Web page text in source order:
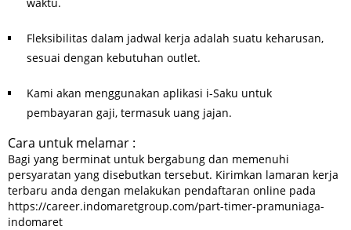
Fleksibilitas dalam jadwal kerja adalah suatu keharusan,
sesuai dengan kebutuhan outlet.
Kami akan menggunakan aplikasi i-Saku untuk
pembayaran gaji, termasuk uang jajan.
Cara untuk melamar :
Bagi yang berminat untuk bergabung dan memenuhi
persyaratan yang disebutkan tersebut. Kirimkan lamaran kerja
terbaru anda dengan melakukan pendaftaran online pada
https://career.indomaretgroup.com/part-timer-pramuniaga-
indomaret